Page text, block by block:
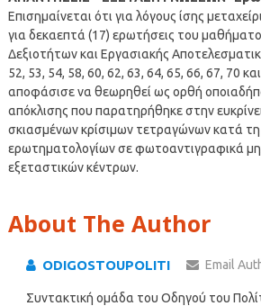
Επισημαίνεται ότι για λόγους ίσης
για δεκαεπτά (17) ερωτήσεις του
Δεξιοτήτων και Εργασιακής
52, 53, 54, 58, 60, 62, 63, 64, 65, 66, 67, 70
αποφάσισε να θεωρηθεί ως ορθή
απόκλισης που παρατηρήθηκε στην
σκιασμένων κρίσιμων τετραγώνων κατά
ερωτηματολογίων σε φωτοαντιγραφικά
εξεταστικών κέντρων.
About The Author
ODIGOSTOUPOLITI Email
Συντακτική ομάδα του Οδηγού του